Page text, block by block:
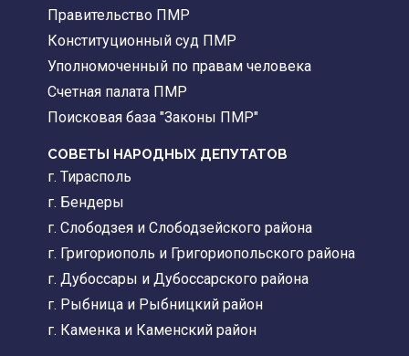
Правительство ПМР
Конституционный суд ПМР
Уполномоченный по правам человека
Счетная палата ПМР
Поисковая база "Законы ПМР"
СОВЕТЫ НАРОДНЫХ ДЕПУТАТОВ
г. Тирасполь
г. Бендеры
г. Слободзея и Слободзейского района
г. Григориополь и Григориопольского района
г. Дубоссары и Дубоссарского района
г. Рыбница и Рыбницкий район
г. Каменка и Каменский район